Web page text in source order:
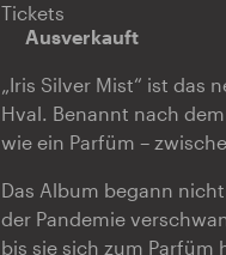
Tickets
Ausverkauft
„Iris Silver Mist“ ist das
Hval. Benannt nach
wie ein Parfüm –
Das Album begann
der Pandemie
bis sie sich zum Parfüm